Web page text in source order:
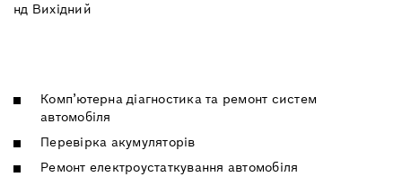
нд Вихідний
Комп’ютерна діагностика та ремонт систем
автомобіля
Перевірка акумуляторів
Ремонт електроустаткування автомобіля